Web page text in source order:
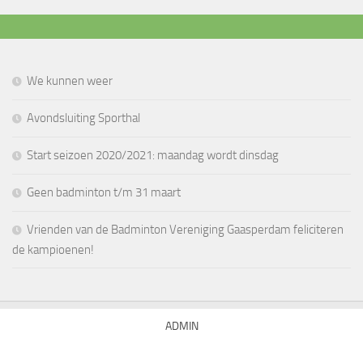
We kunnen weer
Avondsluiting Sporthal
Start seizoen 2020/2021: maandag wordt dinsdag
Geen badminton t/m 31 maart
Vrienden van de Badminton Vereniging Gaasperdam feliciteren
de kampioenen!
ADMIN